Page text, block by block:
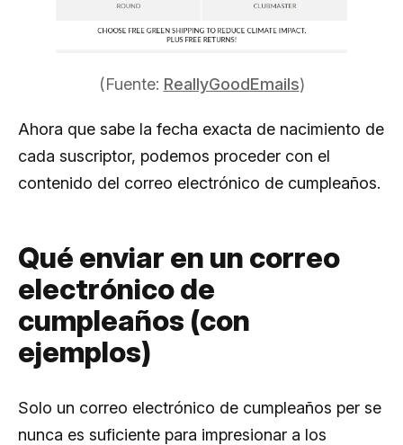
(Fuente: ReallyGoodEmails)
Ahora que sabe la fecha exacta de nacimiento de
cada suscriptor, podemos proceder con el
contenido del correo electrónico de cumpleaños.
Qué enviar en un correo
electrónico de
cumpleaños (con
ejemplos)
Solo un correo electrónico de cumpleaños per se
nunca es suficiente para impresionar a los